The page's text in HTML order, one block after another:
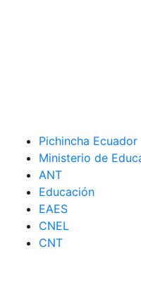
Pichincha Ecuador
Ministerio de
ANT
Educación
EAES
CNEL
CNT